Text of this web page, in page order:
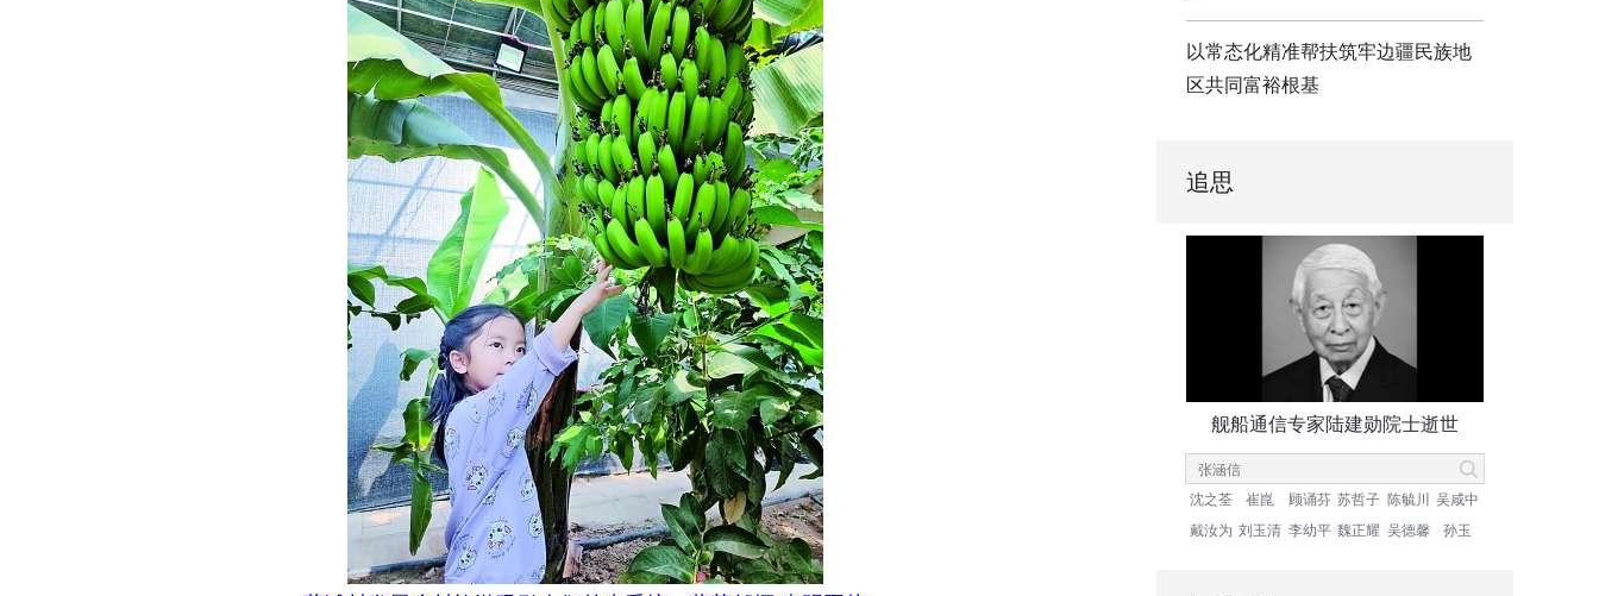
以常态化精准帮扶筑牢边疆民族地
区共同富裕根基
追思
舰船通信专家陆建勋院士逝世
沈之荃 崔崑 顾诵芬 苏哲子 陈毓川
吴咸中
戴汝为 刘玉清 李幼平 魏正耀 吴德馨 孙玉